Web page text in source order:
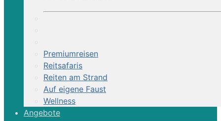
Premiumreisen
Reitsafaris
Reiten am Strand
Auf eigene Faust
Wellness
Angebote